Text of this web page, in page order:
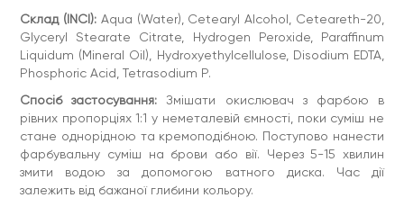
Склад (INCI):Aqua (Water), Cetearyl Alcohol, Ceteareth-20,
Glyceryl Stearate Citrate, Hydrogen Peroxide, Paraffinum
Liquidum (Mineral Oil), Hydroxyethylcellulose, Disodium EDTA,
Phosphoric Acid, Tetrasodium P.
Спосіб застосування: Змішати окислювач з фарбою в
рівних пропорціях 1:1 у неметалевій ємності, поки суміш не
стане однорідною та кремоподібною. Поступово нанести
фарбувальну суміш на брови або вії. Через 5-15 хвилин
змити водою за допомогою ватного диска. Час дії
залежить від бажаної глибини кольору.